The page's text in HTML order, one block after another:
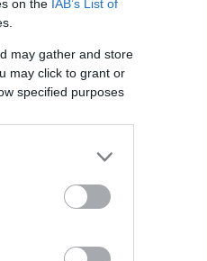
on the IAB’s List of
may gather and store
may click to grant or
specified purposes